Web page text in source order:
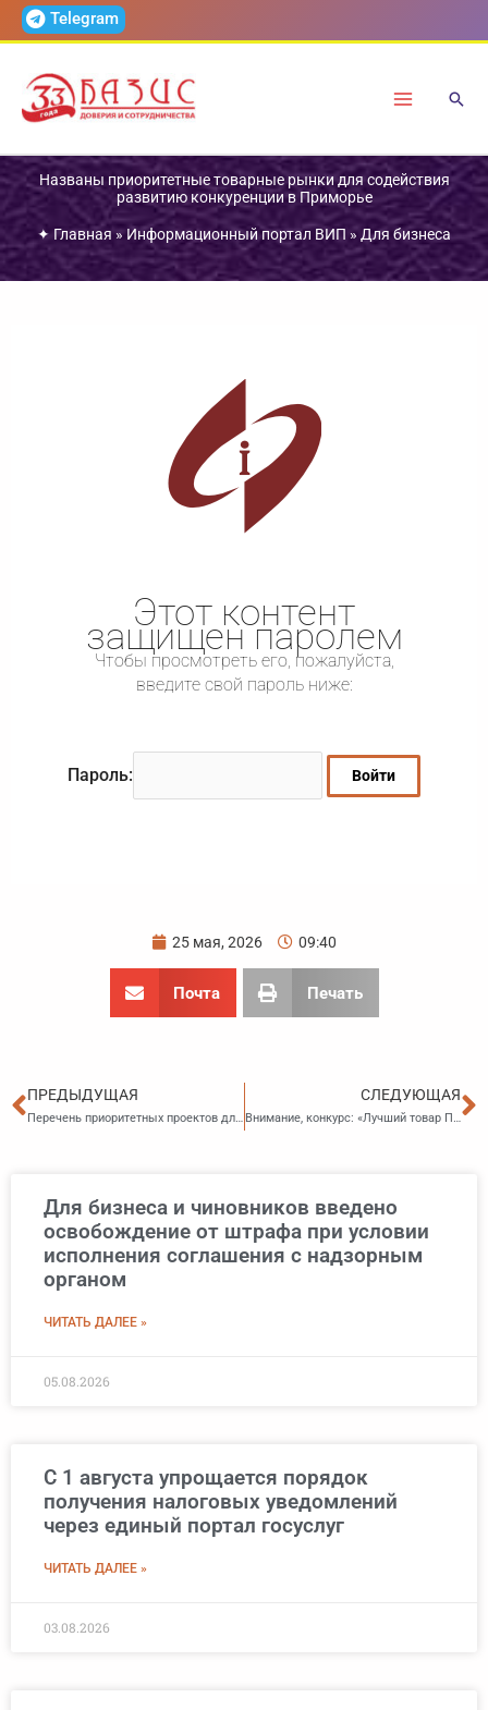
ПерейтиTelegram
Названы приоритетные товарные рынки для содействия
развитию конкуренции в Приморье
✦ Главная » Информационный портал ВИП »Для бизнеса
Этот контент
защищен паролем
Чтобы просмотреть его, пожалуйста,
введите свой пароль ниже:
Пароль:
25 мая, 2026 09:40
Почта Печать
Пред
ПРЕДЫДУЩАЯ
Перечень приоритетных проектов для льготного кредитования МСП в Приморье значительно расширен
СЛЕДУЮЩАЯ
Внимание, конкурс: «Лучший товар Приморья 2026 года»
Для бизнеса и чиновников введено
освобождение от штрафа при условии
исполнения соглашения с надзорным
органом
ЧИТАТЬ ДАЛЕЕ »
05.08.2026
С 1 августа упрощается порядок
получения налоговых уведомлений
через единый портал госуслуг
ЧИТАТЬ ДАЛЕЕ »
03.08.2026